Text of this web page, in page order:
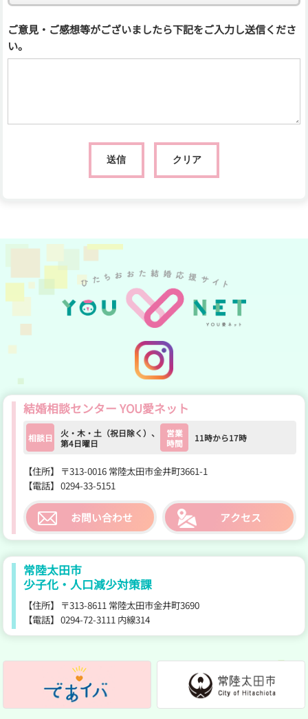
ご意見・ご感想等がございましたら下記をご入力し送信くださ
い。
結婚相談センター YOU愛ネット
相談日
火・木・土（祝日除く）、
第4日曜日
営業
時間
11時から17時
【住所】 〒313-0016 常陸太田市金井町3661-1
【電話】 0294-33-5151
お問い合わせ アクセス
常陸太田市
少子化・人口減少対策課
【住所】 〒313-8611 常陸太田市金井町3690
【電話】 0294-72-3111 内線314
であいば